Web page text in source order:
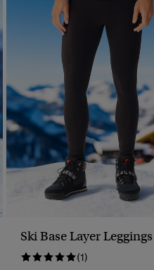
Ski Base Layer Leggings
(1)